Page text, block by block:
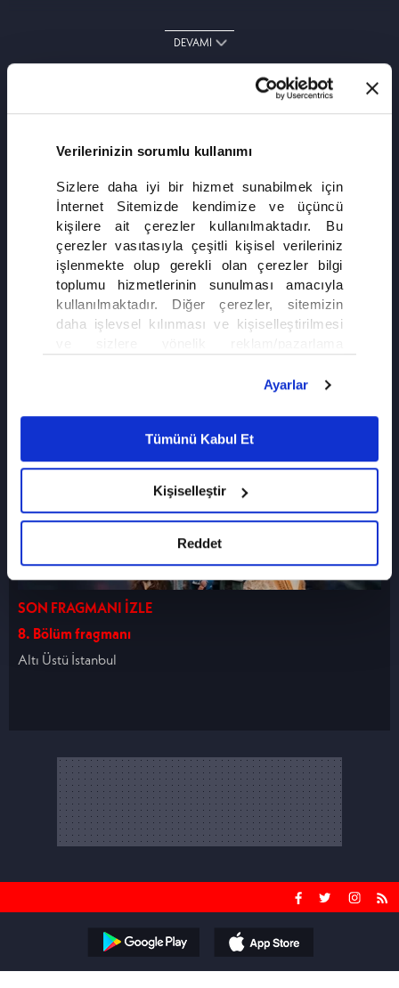
Verilerinizin sorumlu kullanımı
Sizlere daha iyi bir hizmet sunabilmek için
İnternet Sitemizde kendimize ve üçüncü
kişilere ait çerezler kullanılmaktadır. Bu
çerezler vasıtasıyla çeşitli kişisel verileriniz
işlenmekte olup gerekli olan çerezler bilgi
toplumu hizmetlerinin sunulması amacıyla
kullanılmaktadır. Diğer çerezler, sitemizin
daha işlevsel kılınması ve kişiselleştirilmesi
olarak açık rızanız dahilinde kullanılacaktır.
vasıtasıyla belirleyebilirsiniz. Çerezlere ilişkin
detaylı bilgi için Ayarlar butonuna tıklayabilir,
Çerez BilgilendirmeMetnimizi ziyaret
6698 sayılı Kişisel Verilerin Korunması
Kanunu uyarınca hazırlanmış olan İnternet
Sitesi Aydınlatma Metnimizi okumak ve
gerçekleştirilen veri işleme faaliyetleri ile ilgili
daha detaylı bilgi almak için lütfen
Ayarlar
Tümünü Kabul Et
Kişiselleştir
Reddet
DEVAMI
SON FRAGMANI İZLE
8. Bölüm fragmanı
Altı Üstü İstanbul